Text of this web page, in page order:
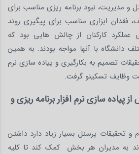
و مدیریت، نبود برنامه ریزی مناسب برای
فقدان ابزاری مناسب برای پیگیری روند
عملکرد کارکنان از چالش هایی بود که
با آنها مواجه بودند. به همین
تصمیم به بکارگیری و پیاده سازی نرم
وظایف تسکینو گرفت.
پیاده سازی نرم افزار برنامه ریزی و
و تحقیقات پرسنل بسیار زیاد دارد داشتن
به مدیران هر بخش کمک کند تا کلیه